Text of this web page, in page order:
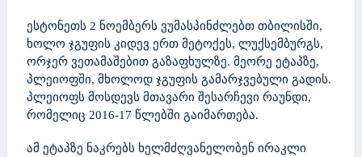
ესტონეთს 2 ნოემბერს ვუმასპინძლებთ თბილისში,
ხოლო ჯგუფის კიდევ ერთ მეტოქეს, ლუქსემბურგს,
ორჯერ ვეთამაშებით გაზაფხულზე. მეორე ეტაპზე,
პლეიოფში, მხოლოდ ჯგუფის გამარჯვებული გადის.
პლეიოფს მოსდევს მთავარი შესარჩევი რაუნდი,
რომელიც 2016-17 წლებში გაიმართება.
ამ ეტაპზე ნაკრებს ხელმძღვანელობენ ირაკლი